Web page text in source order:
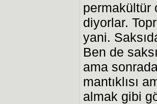
permakültür
diyorlar.
yani.
Ben de
ama
mantıklısı
almak gibi